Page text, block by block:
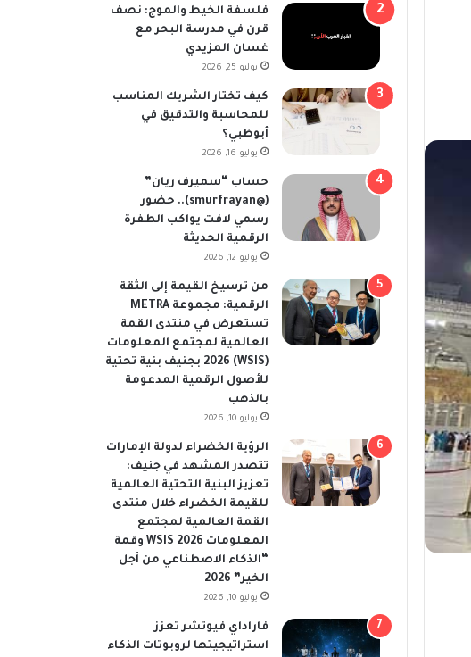
فلسفة الخيط والموج: نصف
قرن في مدرسة البحر مع
غسان المزيدي
يوليو 25, 2026
كيف تختار الشريك المناسب
للمحاسبة والتدقيق في
أبوظبي؟
يوليو 16, 2026
حساب “سميرف ريان”
(@smurfrayan).. حضور
رسمي لافت يواكب الطفرة
الرقمية الحديثة
يوليو 12, 2026
من ترسيخ القيمة إلى الثقة
الرقمية: مجموعة METRA
تستعرض في منتدى القمة
العالمية لمجتمع المعلومات
(WSIS) 2026 بجنيف بنية تحتية
للأصول الرقمية المدعومة
بالذهب
يوليو 10, 2026
الرؤية الخضراء لدولة الإمارات
تتصدر المشهد في جنيف:
تعزيز البنية التحتية العالمية
للقيمة الخضراء خلال منتدى
القمة العالمية لمجتمع
المعلومات WSIS 2026 وقمة
“الذكاء الاصطناعي من أجل
الخير” 2026
يوليو 10, 2026
فاراداي فيوتشر تعزز
استراتيجيتها لروبوتات الذكاء